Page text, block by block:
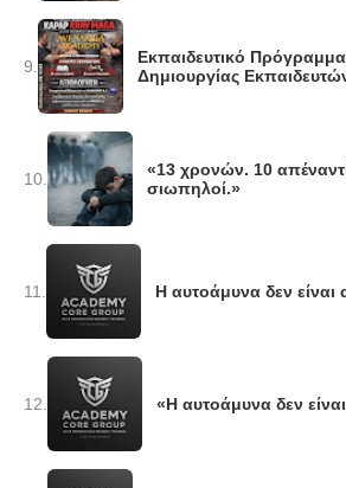
9.
Εκπαιδευτικό
Δημιουργίας
10.
«13 χρονών. 10
σιωπηλοί.»
11. Η αυτοάμυνα δεν είναι
12. «Η αυτοάμυνα δεν